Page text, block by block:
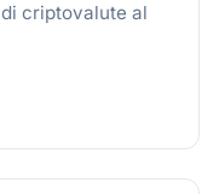
criptovalute al